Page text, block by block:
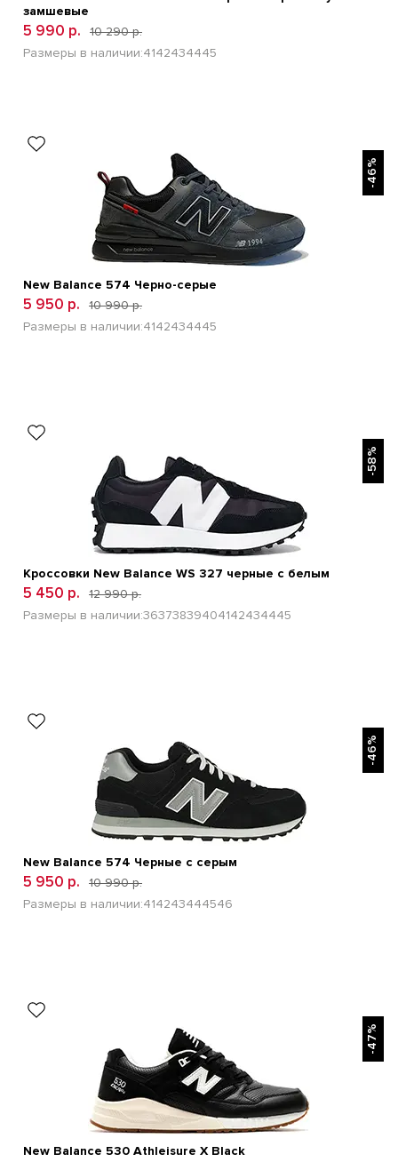
замшевые
5 990 р.
10 290 р.
Размеры в наличии:4142434445
-46%
New Balance 574 Черно-серые
5 950 р.
10 990 р.
Размеры в наличии:4142434445
-58%
Кроссовки New Balance WS 327 черные с белым
5 450 р.
12 990 р.
Размеры в наличии:36373839404142434445
-46%
New Balance 574 Черные с серым
5 950 р.
10 990 р.
Размеры в наличии:414243444546
-47%
New Balance 530 Athleisure X Black